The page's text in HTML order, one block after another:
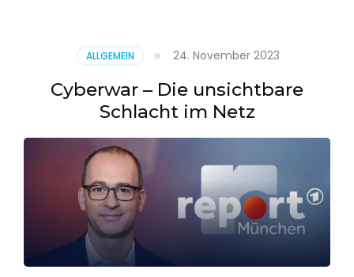
ALLGEMEIN 24. November 2023
Cyberwar – Die unsichtbare
Schlacht im Netz